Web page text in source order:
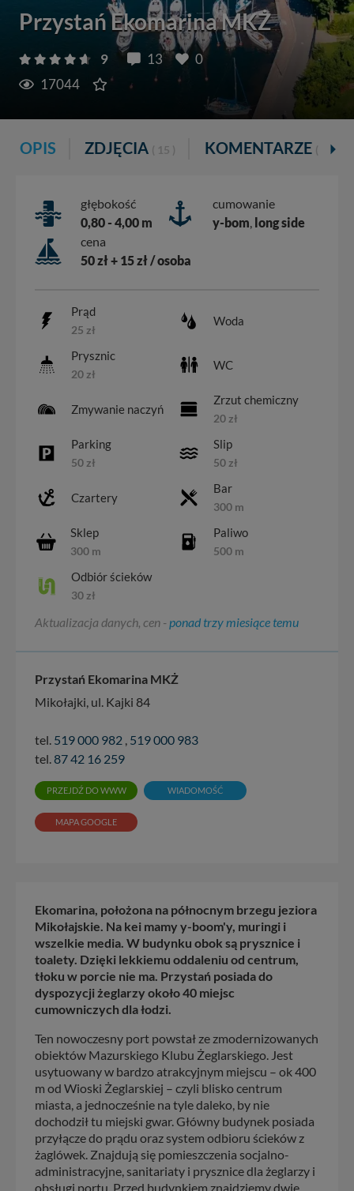
Przystań Ekomarina MKŻ
9 13
0
17044
OPIS ZDJĘCIA ( 15 ) KOMENTARZE ( 13 )
głębokość
0,80 - 4,00 m
cumowanie
y-bom, long side
cena
50 zł + 15 zł / osoba
Prąd
25 zł
Woda
Prysznic
20 zł
WC
Zmywanie naczyń
Zrzut chemiczny
20 zł
Parking
50 zł
Slip
50 zł
Czartery
Bar
300 m
Sklep
300 m
Paliwo
500 m
Odbiór ścieków
30 zł
Aktualizacja danych, cen -ponad trzy miesiące temu
Przystań Ekomarina MKŻ
Mikołajki, ul. Kajki 84
tel. 519 000 982 , 519 000 983
tel.87 42 16 259
PRZEJDŹ DO WWW WIADOMOŚĆ
MAPA GOOGLE
Ekomarina, położona na północnym brzegu jeziora
Mikołajskie. Na kei mamy y-boom'y, muringi i
wszelkie media. W budynku obok są prysznice i
toalety. Dzięki lekkiemu oddaleniu od centrum,
tłoku w porcie nie ma. Przystań posiada do
dyspozycji żeglarzy około 40 miejsc
cumowniczych dla łodzi.
Ten nowoczesny port powstał ze zmodernizowanych
obiektów Mazurskiego Klubu Żeglarskiego. Jest
usytuowany w bardzo atrakcyjnym miejscu – ok 400
m od Wioski Żeglarskiej – czyli blisko centrum
miasta, a jednocześnie na tyle daleko, by nie
dochodził tu miejski gwar. Główny budynek posiada
przyłącze do prądu oraz system odbioru ścieków z
żaglówek. Znajdują się pomieszczenia socjalno-
administracyjne, sanitariaty i prysznice dla żeglarzy i
obsługi portu. Przed budynkiem znajdziemy dwie